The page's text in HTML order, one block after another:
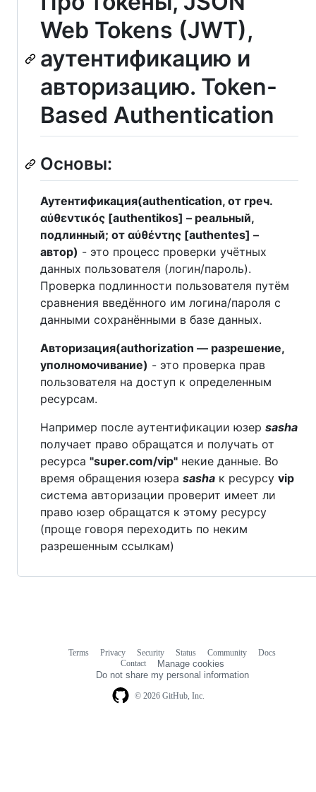
Web Tokens (JWT),
аутентификацию и
авторизацию. Token-
Based Authentication
Основы:
Аутентификация(authentication, от греч.
αὐθεντικός [authentikos] – реальный,
подлинный; от αὐθέντης [authentes] –
автор) - это процесс проверки учётных
данных пользователя (логин/пароль).
Проверка подлинности пользователя путём
сравнения введённого им логина/пароля с
данными сохранёнными в базе данных.
Авторизация(authorization — разрешение,
уполномочивание) - это проверка прав
пользователя на доступ к определенным
ресурсам.
Например после аутентификации юзер sasha
получает право обращатся и получать от
ресурса "super.com/vip" некие данные. Во
время обращения юзера sasha к ресурсу vip
система авторизации проверит имеет ли
право юзер обращатся к этому ресурсу
(проще говоря переходить по неким
разрешенным ссылкам)
© 2026 GitHub, Inc.
Terms Privacy Security Status Community
Docs
Contact
Manage cookies
Do not share my personal information